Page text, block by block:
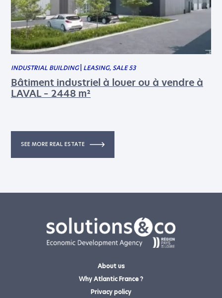
INDUSTRIAL BUILDING LEASING, SALE 53
Bâtiment industriel à louer ou à vendre à
LAVAL – 2448 m²
SEE MORE REAL ESTATE
+33(0)787235594
About us
Why Atlantic France ?
Privacy policy